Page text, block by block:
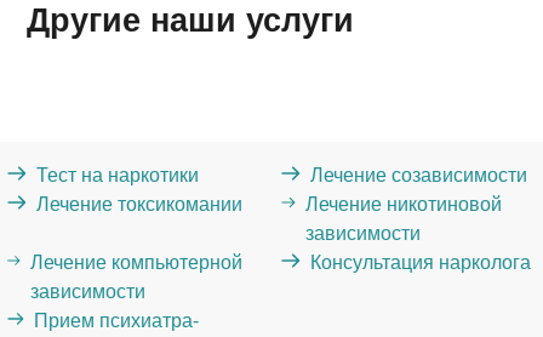
Другие наши услуги
Тест на наркотики
Лечение созависимости
Лечение токсикомании
Лечение никотиновой
зависимости
Лечение компьютерной
зависимости
Консультация нарколога
Прием психиатра-